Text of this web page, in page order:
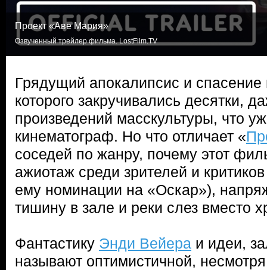
Проект «Аве Мария»
Озвученный трейлер фильма. LostFilm.TV
Грядущий апокалипсис и
которого закручивались десятки,
произведений масскультуры, что
кинематограф. Но что отличает «
соседей по жанру, почему этот
ажиотаж среди зрителей и
ему номинации на «Оскар»),
тишину в зале и реки слез вместо
Фантастику Энди Вейера и идеи,
называют оптимистичной,